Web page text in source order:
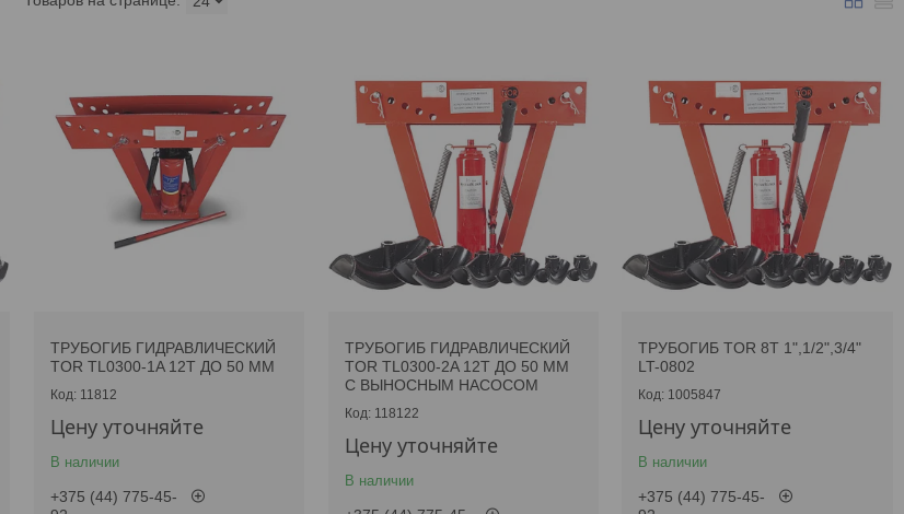
ТРУБОГИБ ГИДРАВЛИЧЕСКИЙ
TOR TL0300-1A 12T ДО 50 ММ
11812
Цену уточняйте
В наличии
+375 (44) 775-45-
ТРУБОГИБ ГИДРАВЛИЧЕСКИЙ
TOR TL0300-2A 12T ДО 50 ММ
С ВЫНОСНЫМ НАСОСОМ
118122
Цену уточняйте
В наличии
ТРУБОГИБ TOR 8T 1",1/2",3/4"
LT-0802
1005847
Цену уточняйте
В наличии
+375 (44) 775-45-